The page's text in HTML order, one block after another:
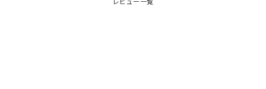
レビュー一覧